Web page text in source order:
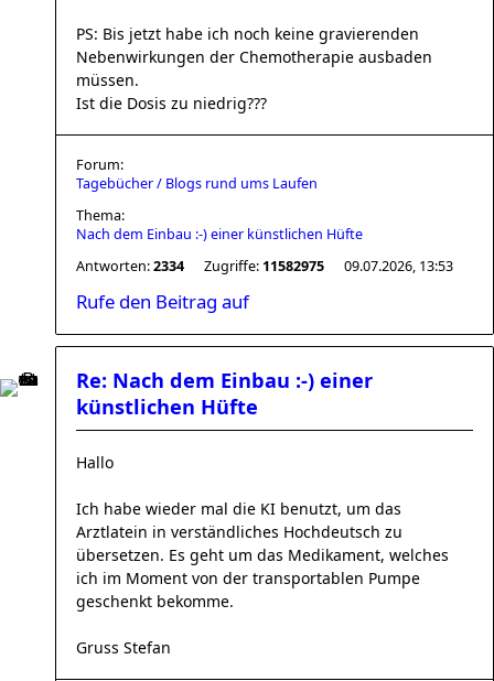
PS: Bis jetzt habe ich noch keine gravierenden
Nebenwirkungen der Chemotherapie ausbaden
müssen.
Ist die Dosis zu niedrig???
Forum:
Tagebücher / Blogs rund ums Laufen
Thema:
Nach dem Einbau :-) einer künstlichen Hüfte
Antworten:2334 Zugriffe: 11582975 09.07.2026, 13:53
Rufe den Beitrag auf
Re: Nach dem Einbau :-) einer
künstlichen Hüfte
Hallo
Ich habe wieder mal die KI benutzt, um das
Arztlatein in verständliches Hochdeutsch zu
übersetzen. Es geht um das Medikament, welches
ich im Moment von der transportablen Pumpe
geschenkt bekomme.
Gruss Stefan